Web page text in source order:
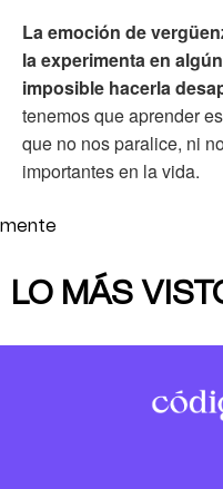
La emoción de
la experimenta en
imposible hacerla
tenemos que aprender
que no nos paralice, ni
importantes en la vida.
mente
LO MÁS